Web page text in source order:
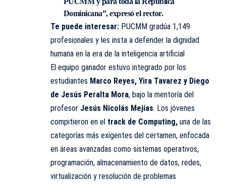
Dominicana”, expresó el rector.
Te puede interesar: PUCMM gradúa 1,149
profesionales y les insta a defender la dignidad
humana en la era de la inteligencia artificial
El equipo ganador estuvo integrado por los
estudiantes Marco Reyes, Yira Tavarez y Diego
de Jesús Peralta Mora, bajo la mentoría del
profesor Jesús Nicolás Mejías. Los jóvenes
compitieron en el track de Computing, una de las
categorías más exigentes del certamen, enfocada
en áreas avanzadas como sistemas operativos,
programación, almacenamiento de datos, redes,
virtualización y resolución de problemas